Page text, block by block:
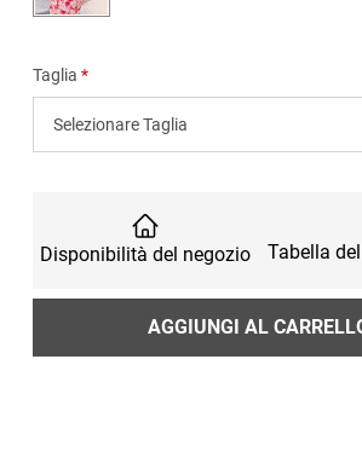
Taglia
Selezionare Taglia
Disponibilità del negozio Tabella
AGGIUNGI AL